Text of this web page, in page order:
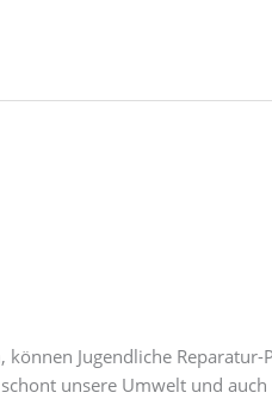
Jugendliche
unsere Umwelt und